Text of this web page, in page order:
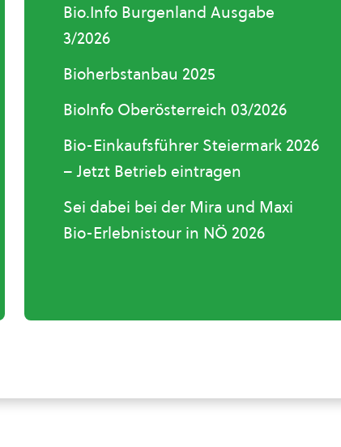
Bio.Info Burgenland Ausgabe
3/2026
Bioherbstanbau 2025
BioInfo Oberösterreich 03/2026
Bio-Einkaufsführer Steiermark 2026
– Jetzt Betrieb eintragen
Sei dabei bei der Mira und Maxi
Bio-Erlebnistour in NÖ 2026